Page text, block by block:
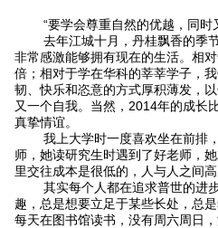
“要学会尊重自然的优越，同时
去年江城十月，丹桂飘香的季节
非常感激能够拥有现在的生活。相
倍；相对于学在华科的莘莘学子，
韧、快乐和恣意的方式厚积薄发，
又一个自我。当然，2014年的成长
真挚情谊。
我上大学时一度喜欢坐在前排，
师，她读研究生时遇到了好老师，
里交往成本是很低的，人与人之间
其实每个人都在追求普世的进步
趣，总是想要立足于某些长处，总
每天在图书馆读书，没有周六周日